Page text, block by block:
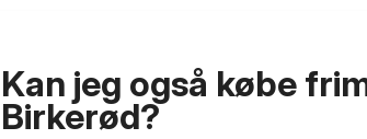
Kan jeg også købe
Birkerød?